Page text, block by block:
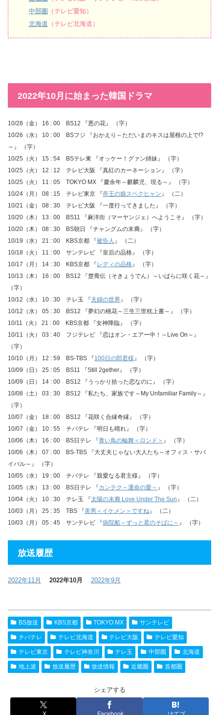
中部圏 （テレビ愛知）
北海道 （テレビ北海道）
2022年10月に始まった韓国ドラマ
10/28（金） 16 : 00 BS12 『悪の花』 （字）
10/26（水） 10 : 00 BSフジ 『おかえり～ただいまのキスは屋根の上で!?
～』 （字）
10/25（火） 15 : 54 BSテレ東 『オッケー！グァン姉妹』 （字）
10/25（火） 12 : 12 テレビ大阪 『真紅のカーネーション』 （字）
10/25（火） 11 : 05 TOKYO MX 『慶余年～麒麟児、現る～』 （字）
10/24（月） 08 : 15 テレビ東京 『帝王の娘スベクヒャン』 （二）
10/21（金） 08 : 30 テレビ大阪 『一度行ってきました』 （字）
10/20（木） 13 : 00 BS11 『麻洋街（マーヤンジェ）へようこそ』 （字）
10/20（木） 08 : 30 BS朝日 『チャングムの末裔』 （字）
10/19（水） 21 : 00 KBS京都 『被告人 』 （二）
10/18（火） 11 : 00 サンテレビ 『皇后の品格』 （字）
10/17（月） 14 : 30 KBS京都 『レディの品格』 （字）
10/13（木） 16 : 00 BS12 『楚喬伝（そきょうでん）～いばらに咲く花～』
（字）
10/12（水） 10 : 30 テレ玉 『夫婦の世界』 （字）
10/12（水） 05 : 30 BS12 『夢幻の桃花～三生三世枕上書～』 （字）
10/11（火） 21 : 00 KBS京都 『女神降臨』 （字）
10/11（火） 03 : 40 フジテレビ 『恋はオン・エアー中！～Live On～』
（字）
10/10（月） 12 : 59 BS-TBS 『100日の郎君様』 （字）
10/09（日） 25 : 05 BS11 『Still 2gether』 （字）
10/09（日） 14 : 00 BS12 『うっかり拾った恋なのに』 （字）
10/08（土） 03 : 30 BS12 『私たち、家族です～My Unfamiliar Family～』
（字）
10/07（金） 18 : 00 BS12 『花咲く合縁奇縁』 （字）
10/07（金） 10 : 55 チバテレ 『明日も晴れ』 （字）
10/06（木） 16 : 00 BS日テレ 『青い鳥の輪舞＜ロンド＞ 』 （字）
10/06（木） 07 : 00 BS-TBS 『大丈夫じゃない大人たち～オフィス・サバ
イバル～』 （字）
10/05（水） 19 : 00 チバテレ 『親愛なる君主様』 （字）
10/05（水） 13 : 00 BS日テレ 『カンテク～運命の愛～ 』 （字）
10/04（火） 10 : 30 テレ玉 『太陽の末裔 Love Under The Sun』 （二）
10/03（月） 25 : 35 TBS 『美男＜イケメン＞ですね』 （二）
10/03（月） 05 : 45 サンテレビ 『病院船～ずっと君のそばに～ 』 （字）
放送履歴
2022年11月 2022年10月 2022年9月
BS放送 KBS京都 TOKYO MX サンテレビ
チバテレ テレビ北海道 テレビ大阪 テレビ愛知
テレビ東京 テレビ神奈川 テレ玉 中部圏 北海道
地上波 放送履歴 放送情報 近畿圏 首都圏
シェアする